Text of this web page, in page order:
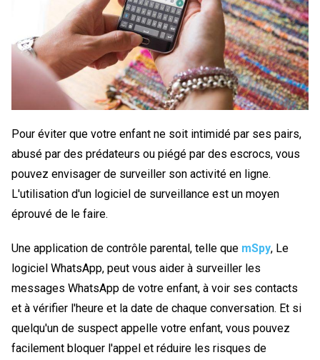
Pour éviter que votre enfant ne soit intimidé par ses pairs,
abusé par des prédateurs ou piégé par des escrocs, vous
pouvez envisager de surveiller son activité en ligne.
L'utilisation d'un logiciel de surveillance est un moyen
éprouvé de le faire.
Une application de contrôle parental, telle que mSpy, Le
logiciel WhatsApp, peut vous aider à surveiller les
messages WhatsApp de votre enfant, à voir ses contacts
et à vérifier l'heure et la date de chaque conversation. Et si
quelqu'un de suspect appelle votre enfant, vous pouvez
facilement bloquer l'appel et réduire les risques de